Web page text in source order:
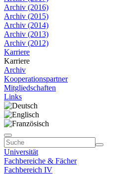
Archiv (2016)
Archiv (2015)
Archiv (2014)
Archiv (2013)
Archiv (2012)
Karriere
Karriere
Archiv
Kooperationspartner
Mitgliedschaften
Links
Universität
Fachbereiche & Fächer
Fachbereich IV